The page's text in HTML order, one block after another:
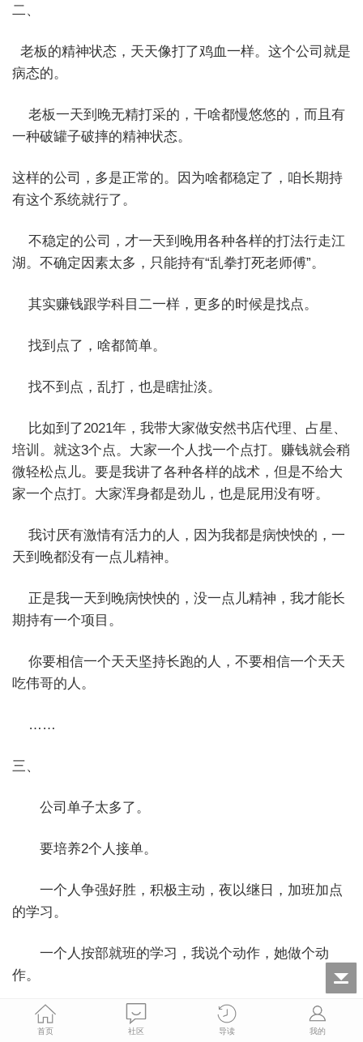
二、
老板的精神状态，天天像打了鸡血一样。这个公司就是
病态的。
老板一天到晚无精打采的，干啥都慢悠悠的，而且有
一种破罐子破摔的精神状态。
这样的公司，多是正常的。因为啥都稳定了，咱长期持
有这个系统就行了。
不稳定的公司，才一天到晚用各种各样的打法行走江
湖。不确定因素太多，只能持有“乱拳打死老师傅”。
其实赚钱跟学科目二一样，更多的时候是找点。
找到点了，啥都简单。
找不到点，乱打，也是瞎扯淡。
比如到了2021年，我带大家做安然书店代理、占星、
培训。就这3个点。大家一个人找一个点打。赚钱就会稍
微轻松点儿。要是我讲了各种各样的战术，但是不给大
家一个点打。大家浑身都是劲儿，也是屁用没有呀。
我讨厌有激情有活力的人，因为我都是病怏怏的，一
天到晚都没有一点儿精神。
正是我一天到晚病怏怏的，没一点儿精神，我才能长
期持有一个项目。
你要相信一个天天坚持长跑的人，不要相信一个天天
吃伟哥的人。
……
三、
公司单子太多了。
要培养2个人接单。
一个人争强好胜，积极主动，夜以继日，加班加点
的学习。
一个人按部就班的学习，我说个动作，她做个动
作。
最终，我还是选择了听话的这个小孩。
首页 社区 导读 我的